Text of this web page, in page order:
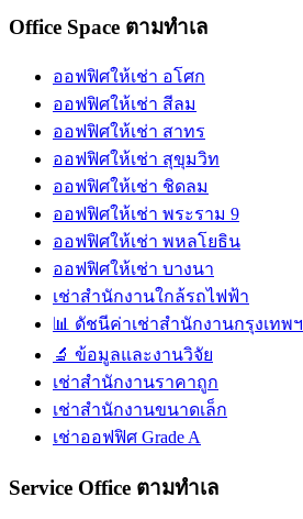
Office Space ตามทำเล
ออฟฟิศให้เช่า อโศก
ออฟฟิศให้เช่า สีลม
ออฟฟิศให้เช่า สาทร
ออฟฟิศให้เช่า สุขุมวิท
ออฟฟิศให้เช่า ชิดลม
ออฟฟิศให้เช่า พระราม 9
ออฟฟิศให้เช่า พหลโยธิน
ออฟฟิศให้เช่า บางนา
เช่าสำนักงานใกล้รถไฟฟ้า
📊 ดัชนีค่าเช่าสำนักงานกรุงเทพฯ
🔬 ข้อมูลและงานวิจัย
เช่าสำนักงานราคาถูก
เช่าสำนักงานขนาดเล็ก
เช่าออฟฟิศ Grade A
Service Office ตามทำเล